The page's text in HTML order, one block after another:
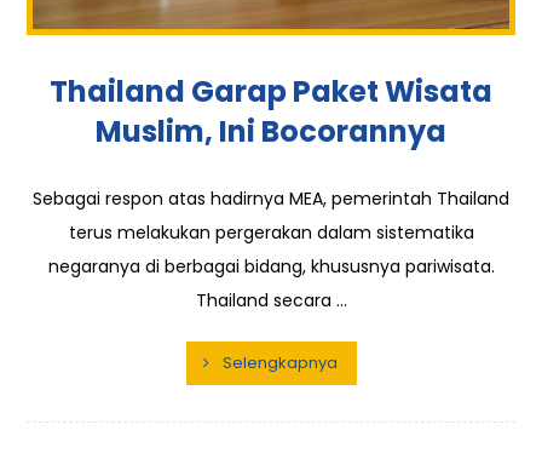
Thailand Garap Paket Wisata
Muslim, Ini Bocorannya
Sebagai respon atas hadirnya MEA, pemerintah Thailand
terus melakukan pergerakan dalam sistematika
negaranya di berbagai bidang, khususnya pariwisata.
Thailand secara ...
Selengkapnya